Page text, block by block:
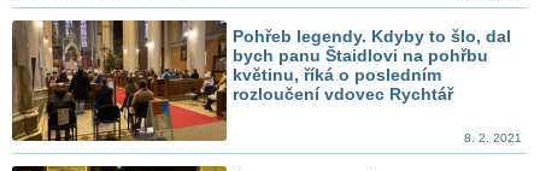
Pohřeb legendy. Kdyby to šlo, dal
bych panu Štaidlovi na pohřbu
květinu, říká o posledním
rozloučení vdovec Rychtář
8. 2. 2021